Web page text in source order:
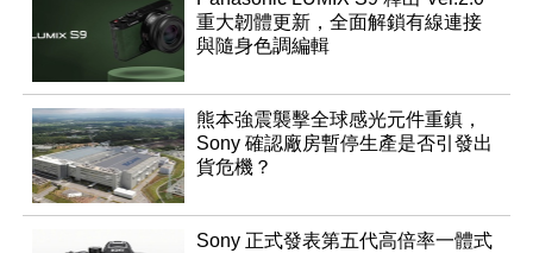
重大韌體更新，全面解鎖有線連接
與隨身色調編輯
熊本強震襲擊全球感光元件重鎮，
Sony 確認廠房暫停生產是否引發出
貨危機？
Sony 正式發表第五代高倍率一體式